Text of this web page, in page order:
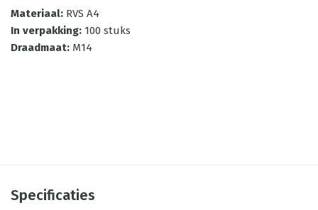
Materiaal: RVS A4
In verpakking: 100 stuks
Draadmaat: M14
Specificaties